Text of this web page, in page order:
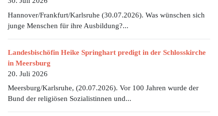
Hannover/Frankfurt/Karlsruhe (30.07.2026). Was wünschen sich
junge Menschen für ihre Ausbildung?...
Landesbischöfin Heike Springhart predigt in der Schlosskirche
in Meersburg
20. Juli 2026
Meersburg/Karlsruhe, (20.07.2026). Vor 100 Jahren wurde der
Bund der religiösen Sozialistinnen und...